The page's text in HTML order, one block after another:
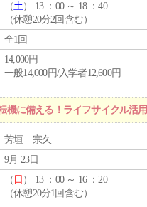
（土） 13 ：00 ～ 18 ：40
（休憩20分2回含む）
全1回
14,000円
一般14,000円/入学者12,600円
機に備える！ライフサイクル活
芳垣 宗久
9月 23日
（ 日 ） 13 ：00 ～ 16 ：20
（休憩20分1回含む）